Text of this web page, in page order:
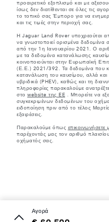
αγορά
προαιρετικό εξοπλισμό και με
ίσως δεν διατίθενται σε όλες τις
το τοπικό σας Έμπορο για να
και τις τιμές στην περιοχή σας.
Η Jaguar Land Rover υποχρεούται
να γνωστοποιεί ορισμένα δεδομένα
από την 1η Ιανουαρίου 2021. Ο
με τα δεδομένα κατανάλωσης
κοινοποιούνται στην Ευρωπαϊκή
(Ε.Ε.) 2021/392. Τα δεδομένα που
κατανάλωση του καυσίμου, αλλά και
υβριδικά (PHEV), καθώς και τη
πληροφορίες παρακαλούμε
στο website της EE . Μπορείτε να
συγκεκριμένων δεδομένων του
ειδοποίηση πριν από το τέλος
εξαιρέσεις.
Παρακαλούμε όπως επικοινωνήσετε
παρέχοντάς μας τον αριθμό
οχήματός σας.